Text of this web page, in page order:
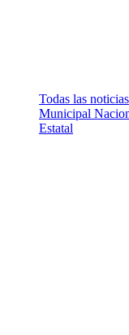
Todas las noticias
Municipal
Estatal